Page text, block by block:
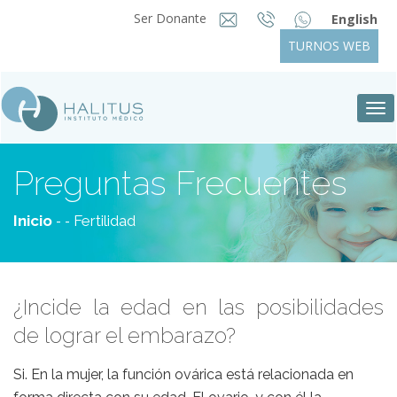
Ser Donante
English
TURNOS WEB
Preguntas Frecuentes
Inicio - - Fertilidad
¿Incide la edad en las posibilidades
de lograr el embarazo?
Si. En la mujer, la función ovárica está relacionada en